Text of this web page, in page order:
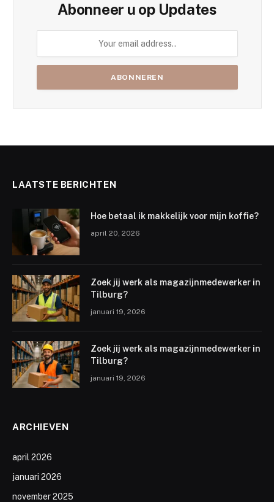
Abonneer u op Updates
LAATSTE BERICHTEN
Hoe betaal ik makkelijk voor mijn koffie?
april 20, 2026
Zoek jij werk als magazijnmedewerker in
Tilburg?
januari 19, 2026
Zoek jij werk als magazijnmedewerker in
Tilburg?
januari 19, 2026
ARCHIEVEN
april 2026
januari 2026
november 2025